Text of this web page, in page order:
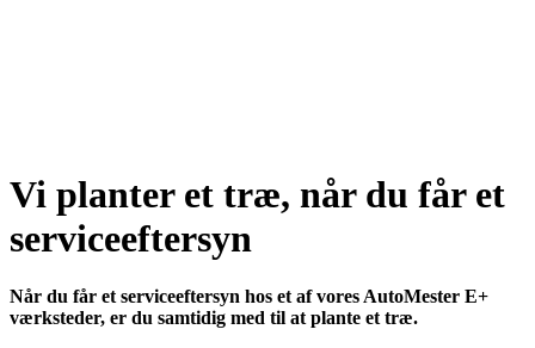
Vi planter et træ, når du får et
serviceeftersyn
Når du får et serviceeftersyn hos et af vores AutoMester E+
værksteder, er du samtidig med til at plante et træ.